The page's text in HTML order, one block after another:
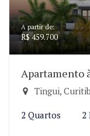
A partir de:
R$ 459.700
Apartamento
Tingui,
2 Quartos 2